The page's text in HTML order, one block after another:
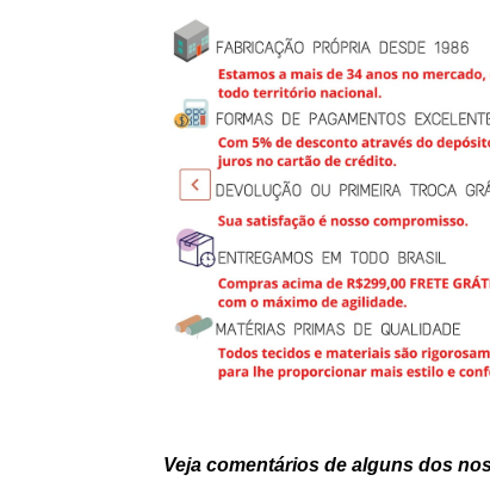
Veja comentários de alguns dos